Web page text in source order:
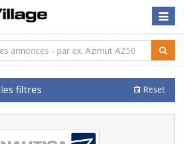
Toggle
filtres Reset